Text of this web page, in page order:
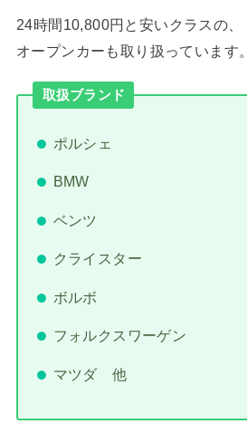
24時間10,800円と安いクラスの、
オープンカーも取り扱っています。
取扱ブランド
ポルシェ
BMW
ベンツ
クライスター
ボルボ
フォルクスワーゲン
マツダ 他